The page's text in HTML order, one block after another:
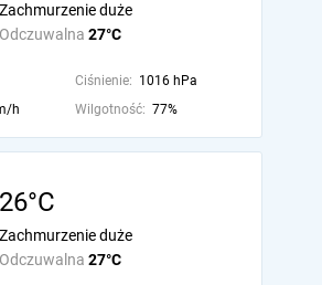
Odczuwalna 27°C
Zachmurzenie duże
Ciśnienie: 1016 hPa
h Wilgotność: 77%
26°C
Odczuwalna 27°C
Zachmurzenie duże